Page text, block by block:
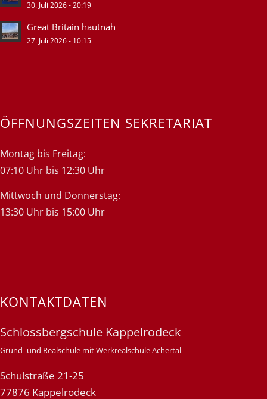
30. Juli 2026 - 20:19
Great Britain hautnah
27. Juli 2026 - 10:15
ÖFFNUNGSZEITEN SEKRETARIAT
Montag bis Freitag:
07:10 Uhr bis 12:30 Uhr
Mittwoch und Donnerstag:
13:30 Uhr bis 15:00 Uhr
KONTAKTDATEN
Schlossbergschule Kappelrodeck
Grund- und Realschule mit Werkrealschule Achertal
Schulstraße 21-25
77876 Kappelrodeck